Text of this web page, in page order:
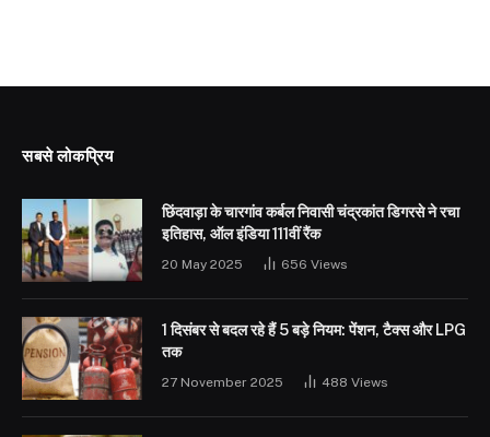
सबसे लोकप्रिय
छिंदवाड़ा के चारगांव कर्बल निवासी चंद्रकांत डिगरसे ने रचा
इतिहास, ऑल इंडिया 111वीं रैंक
20 May 2025 656 Views
1 दिसंबर से बदल रहे हैं 5 बड़े नियम: पेंशन, टैक्स और LPG
तक
27 November 2025 488 Views